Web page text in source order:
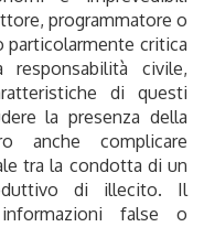
programmatore o
particolarmente critica
responsabilità civile,
di questi
la presenza della
anche complicare
tra la condotta di un
di illecito. Il
false o